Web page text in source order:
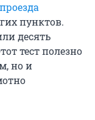
пунктов.
десять
тест полезно
но и